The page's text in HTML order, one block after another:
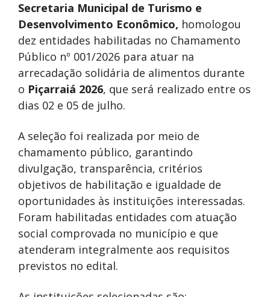
Secretaria Municipal de Turismo e
Desenvolvimento Econômico, homologou
dez entidades habilitadas no Chamamento
Público nº 001/2026 para atuar na
arrecadação solidária de alimentos durante
o Piçarraiá 2026, que será realizado entre os
dias 02 e 05 de julho.
A seleção foi realizada por meio de
chamamento público, garantindo
divulgação, transparência, critérios
objetivos de habilitação e igualdade de
oportunidades às instituições interessadas.
Foram habilitadas entidades com atuação
social comprovada no município e que
atenderam integralmente aos requisitos
previstos no edital.